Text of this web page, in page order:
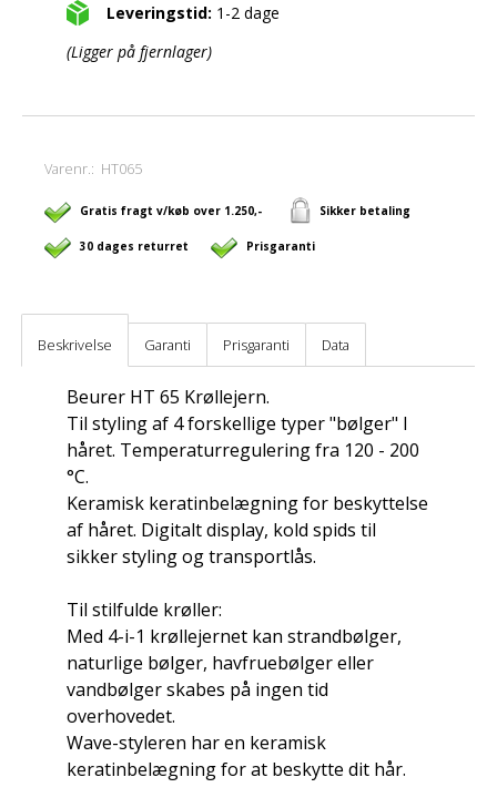
Leveringstid: 1-2 dage
(Ligger på fjernlager)
Varenr.: HT065
Gratis fragt v/køb over 1.250,- Sikker betaling
30 dages returret Prisgaranti
Beskrivelse Garanti Prisgaranti Data
Beurer HT 65 Krøllejern.
Til styling af 4 forskellige typer "bølger" I
håret. Temperaturregulering fra 120 - 200
°C.
Keramisk keratinbelægning for beskyttelse
af håret. Digitalt display, kold spids til
sikker styling og transportlås.
Til stilfulde krøller:
Med 4-i-1 krøllejernet kan strandbølger,
naturlige bølger, havfruebølger eller
vandbølger skabes på ingen tid
overhovedet.
Wave-styleren har en keramisk
keratinbelægning for at beskytte dit hår.